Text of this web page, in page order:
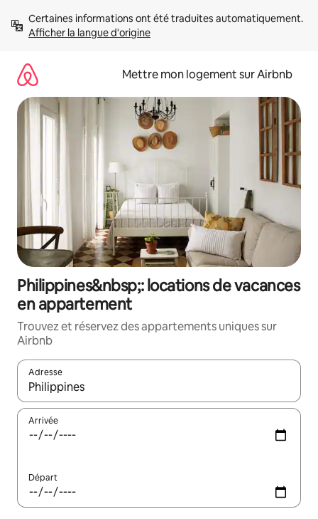
directement
Afficher la langue d'origine
Mettre mon logement sur Airbnb
Philippines&nbsp;: locations de vacances
en appartement
Trouvez et réservez des appartements uniques sur
Airbnb
Adresse
Lorsque les résultats s'affichent, utilisez les flèches vers le
Arrivée
Départ